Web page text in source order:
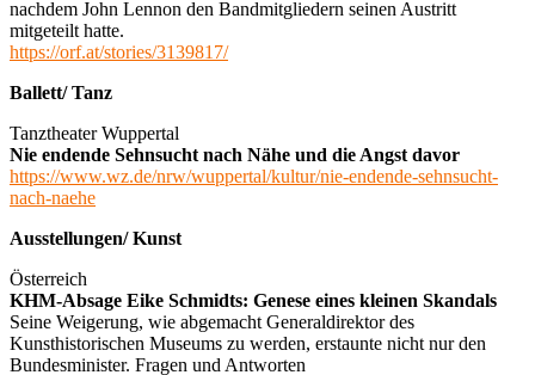
nachdem John Lennon den Bandmitgliedern seinen Austritt
mitgeteilt hatte.
https://orf.at/stories/3139817/
Ballett/ Tanz
Tanztheater Wuppertal
Nie endende Sehnsucht nach Nähe und die Angst davor
https://www.wz.de/nrw/wuppertal/kultur/nie-endende-sehnsucht-
nach-naehe
Ausstellungen/ Kunst
Österreich
KHM-Absage Eike Schmidts: Genese eines kleinen Skandals
Seine Weigerung, wie abgemacht Generaldirektor des
Kunsthistorischen Museums zu werden, erstaunte nicht nur den
Bundesminister. Fragen und Antworten